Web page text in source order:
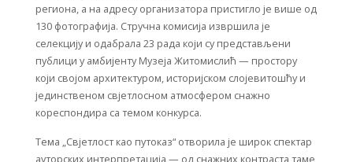
региона, а на адресу организатора пристигло је више од
130 фотографија. Стручна комисија извршила је
селекцију и одабрала 23 рада који су представљени
публици у амбијенту Музеја Житомислић — простору
који својом архитектуром, историјском слојевитошћу и
јединственом свјетлосном атмосфером снажно
кореспондира са темом конкурса.
Тема „Свјетлост као путоказ“ отворила је широк спектар